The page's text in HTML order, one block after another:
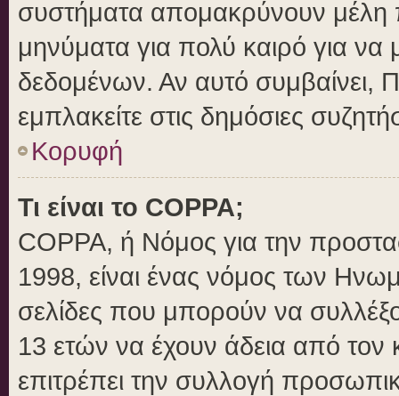
συστήματα απομακρύνουν μέλη
μηνύματα για πολύ καιρό για
δεδομένων. Αν αυτό συμβαίνει,
εμπλακείτε στις δημόσιες
Κορυφή
Τι είναι το COPPA;
COPPA, ή Νόμος για την
1998, είναι ένας νόμος των
σελίδες που μπορούν να
13 ετών να έχουν άδεια από τον
επιτρέπει την συλλογή